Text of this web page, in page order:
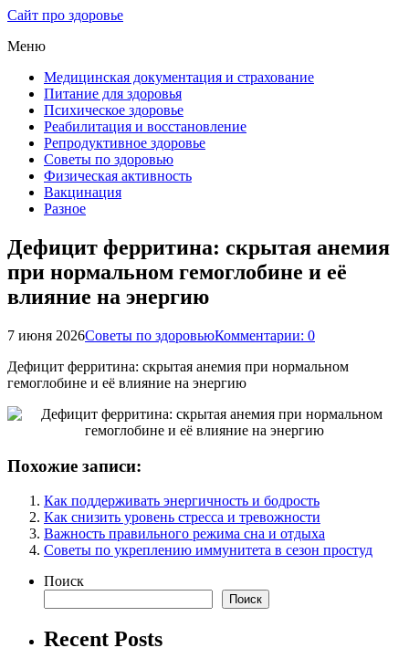
Сайт про здоровье
Меню
Медицинская документация и страхование
Питание для здоровья
Психическое здоровье
Реабилитация и восстановление
Репродуктивное здоровье
Советы по здоровью
Физическая активность
Вакцинация
Разное
Дефицит ферритина: скрытая анемия
при нормальном гемоглобине и её
влияние на энергию
7 июня 2026Советы по здоровьюКомментарии: 0
Дефицит ферритина: скрытая анемия при нормальном
гемоглобине и её влияние на энергию
Похожие записи:
Как поддерживать энергичность и бодрость
Как снизить уровень стресса и тревожности
Важность правильного режима сна и отдыха
Советы по укреплению иммунитета в сезон простуд
Поиск
Поиск
Recent Posts